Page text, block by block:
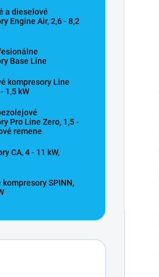
a dieselové
Engine Air, 2,6 - 8,2
Base Line
kompresory Line
1,5 kW
Pro Line Zero, 1,5 -
remene
CA, 4 - 11 kW,
kompresory SPINN,